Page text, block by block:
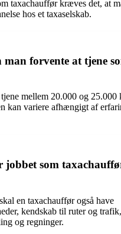
taxachauffør kræves det, at
hos et taxaselskab.
forvente at tjene
mellem 20.000 og 25.000
kan variere afhængigt af
som
en taxachauffør også have
kendskab til ruter og
og regninger.